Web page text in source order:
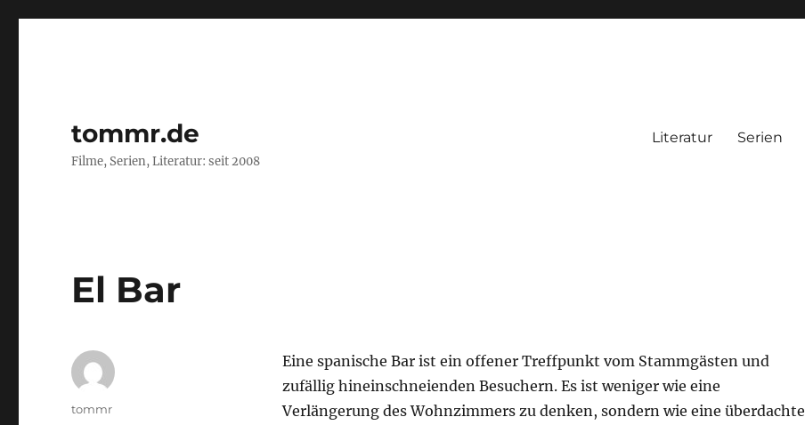
tommr.de
Filme, Serien, Literatur: seit 2008
Literatur Serien
El Bar
Eine spanische Bar ist ein offener Treffpunkt vom Stammgästen und
zufällig hineinschneienden Besuchern. Es ist weniger wie eine
Verlängerung des Wohnzimmers zu denken, sondern wie eine überdachte
Autor
tommr